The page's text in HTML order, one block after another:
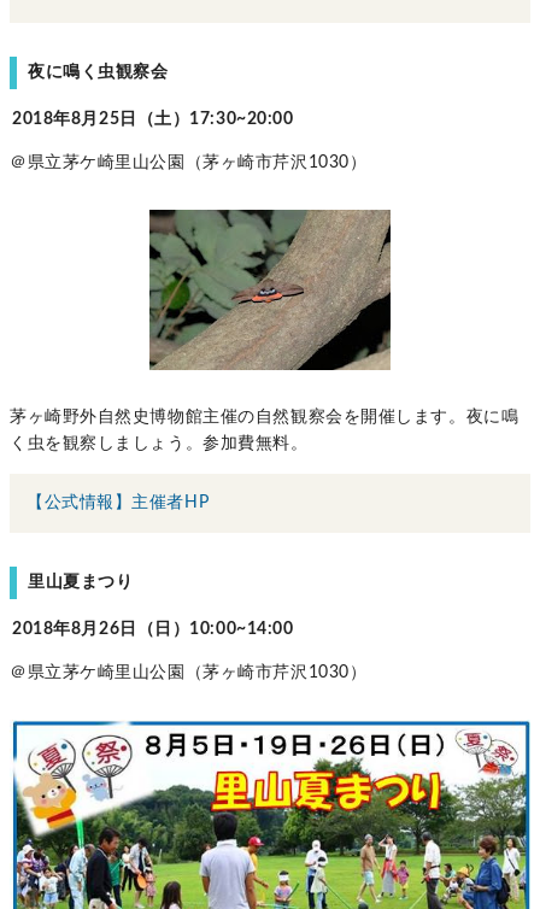
夜に鳴く虫観察会
2018年8月25日（土）17:30~20:00
＠県立茅ケ崎里山公園（茅ヶ崎市芹沢1030）
茅ヶ崎野外自然史博物館主催の自然観察会を開催します。夜に鳴
く虫を観察しましょう。参加費無料。
【公式情報】主催者HP
里山夏まつり
2018年8月26日（日）10:00~14:00
＠県立茅ケ崎里山公園（茅ヶ崎市芹沢1030）